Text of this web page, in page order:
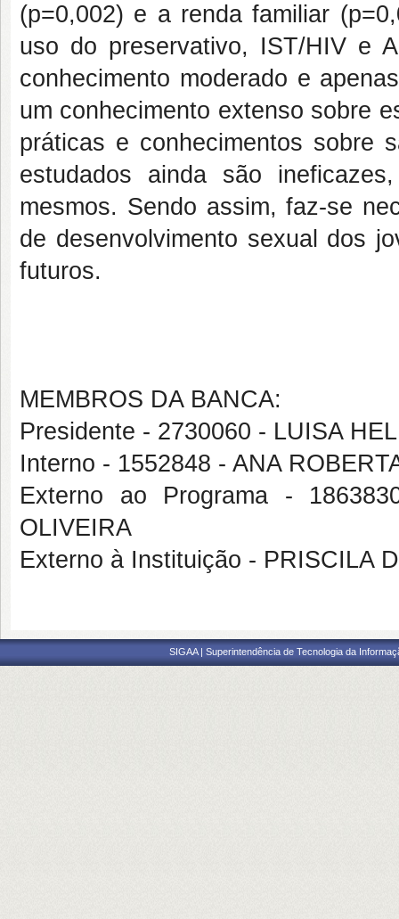
(p=0,002) e a renda familiar
uso do preservativo, IST/HIV e
conhecimento moderado e
um conhecimento extenso sobre
práticas e conhecimentos sobre
estudados ainda são
mesmos. Sendo assim, faz-se
de desenvolvimento sexual dos
futuros.
MEMBROS DA BANCA:
Presidente - 2730060 - LUISA
Interno - 1552848 - ANA
Externo ao Programa -
OLIVEIRA
Externo à Instituição - PRISCILA
SIGAA | Superintendência de Tecnologia da